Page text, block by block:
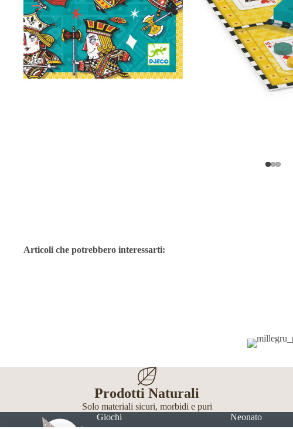
Articoli che potrebbero interessarti:
Prodotti Naturali
Solo materiali sicuri, morbidi e puri
Giochi
Neonato